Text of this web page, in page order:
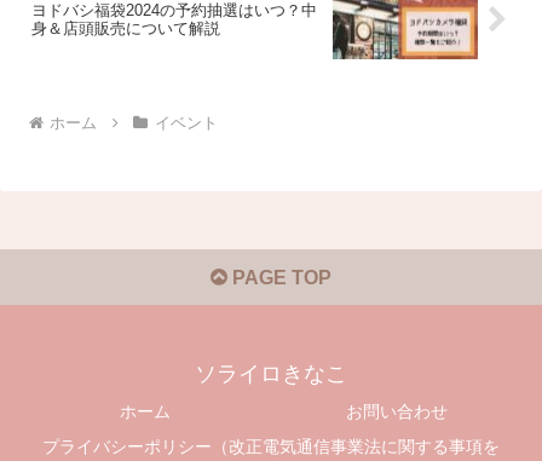
ヨドバシ福袋2024の予約抽選はいつ？中
身＆店頭販売について解説
ホーム イベント
PAGE TOP
ソライロきなこ
ホーム
お問い合わせ
プライバシーポリシー（改正電気通信事業法に関する事項を